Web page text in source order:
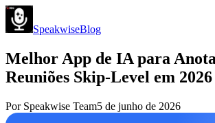
SpeakwiseBlog
Melhor App de IA para
Reuniões Skip-Level em 2026
Por Speakwise Team5 de junho de 2026